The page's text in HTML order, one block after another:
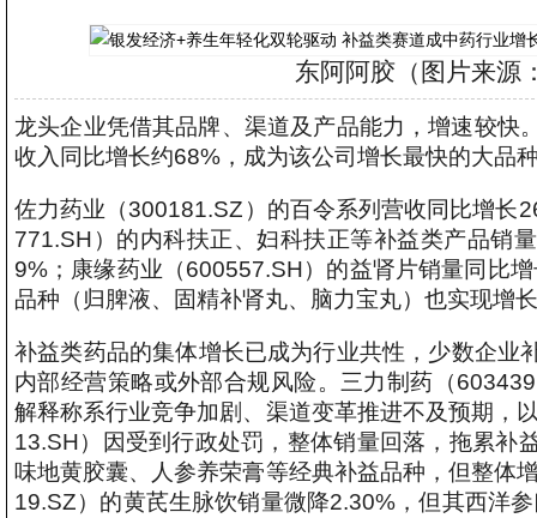
东阿阿胶（图片来源
龙头企业凭借其品牌、渠道及产品能力，增速较
收入同比增长约68%，成为该公司增长最快的大品
佐力药业（300181.SZ）的百令系列营收同比增长
771.SH）的内科扶正、妇科扶正等补益类产品销
9%；康缘药业（600557.SH）的益肾片销量同比
品种（归脾液、固精补肾丸、脑力宝丸）也实现增
补益类药品的集体增长已成为行业共性，少数企业
内部经营策略或外部合规风险。三力制药（
解释称系行业竞争加剧、渠道变革推进不及预期，
13.SH）因受到行政处罚，整体销量回落，拖累补
味地黄胶囊、人参养荣膏等经典补益品种，但整体
19.SZ）的黄芪生脉饮销量微降2.30%，但其西洋